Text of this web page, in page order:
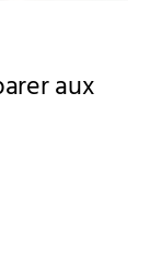
aux